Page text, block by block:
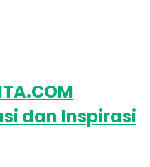
dan Inspirasi